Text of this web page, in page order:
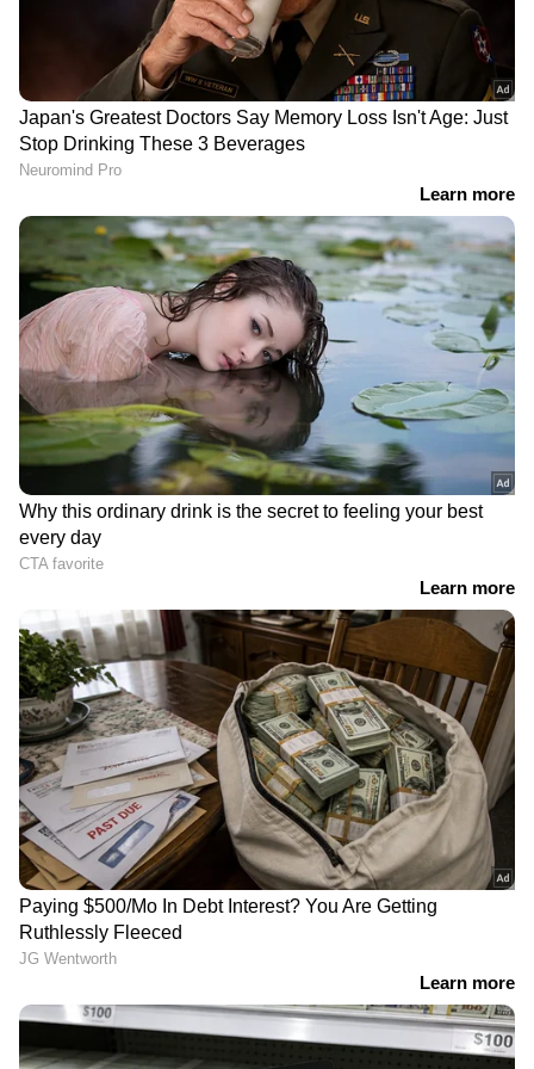
പുതിയ 7 സീറ്റർ മാരുതി ഗ്രാൻഡ് വിറ്റാര
ഗ്രാൻഡ് വിറ്റാര, ടൊയോട്ട ഹൈറൈഡർ,
ഇന്നത്തെ ഡീസൽ,
പെട്രോൾ വിലകൾ
തകരാറുകളും കൂടുന്നു.."
ഇ20 പെട്രോളിനെതിരെ
ആദ്യ പൊതുപ്രതിഷേധം
ഡീസലിൽ പാം ഓയിൽ
കലർത്തും, കലർത്തുന്നത്
50 ശതമാനം, ബി50
വിപ്ലവത്തിന് ഇന്തോനേഷ്യ
നിങ്ങളുടെ നഗരത്തിലെ
ഇന്നത്തെ ഡീസൽ,
ജലനിരപ്പ് കുറഞ്ഞെങ്കിലും ദുരിതം